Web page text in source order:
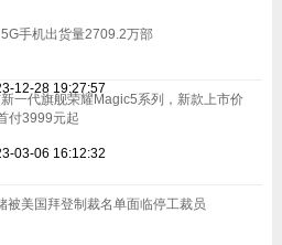
手机出货量2709.2万部
12-28 19:27:57
一代旗舰荣耀Magic5系列，新款上市价
付3999元起
03-06 16:12:32
被美国拜登制裁名单面临停工裁员